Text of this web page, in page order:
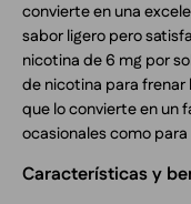
convierte en una
sabor ligero pero
nicotina de 6 mg por
de nicotina para frenar
que lo convierte en un
ocasionales como
Características y